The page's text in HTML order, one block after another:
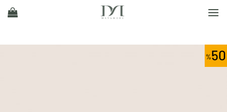
50